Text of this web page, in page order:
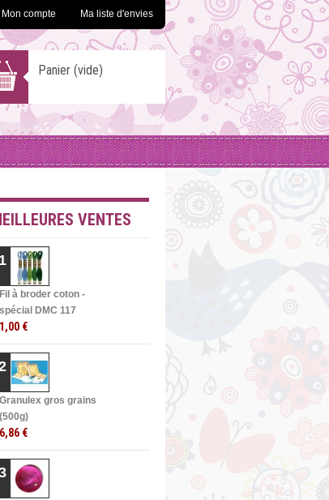
Mon compte Ma liste d'envies
Panier (vide)
VENTES
1
Fil à broder coton -
spécial DMC 117
1,00 €
Granulex gros grains
(500g)
6,86 €